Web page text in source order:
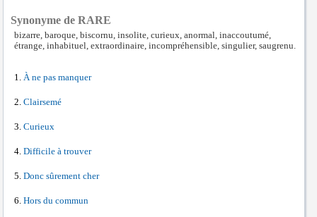
Synonyme de RARE
bizarre, baroque, biscornu, insolite, curieux, anormal, inaccoutumé,
étrange, inhabituel, extraordinaire, incompréhensible, singulier, saugrenu.
À ne pas manquer
Clairsemé
Curieux
Difficile à trouver
Donc sûrement cher
Hors du commun